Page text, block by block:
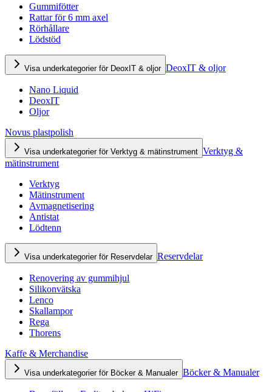
Gummifötter
Rattar för 6 mm axel
Rörhållare
Lödstöd
Visa underkategorier för DeoxIT & oljor DeoxIT & oljor
Nano Liquid
DeoxIT
Oljor
Novus plastpolish
Visa underkategorier för Verktyg & mätinstrument Verktyg &
mätinstrument
Verktyg
Mätinstrument
Avmagnetisering
Antistat
Lödtenn
Visa underkategorier för Reservdelar Reservdelar
Renovering av gummihjul
Silikonvätska
Lenco
Skallampor
Rega
Thorens
Kaffe & Merchandise
Visa underkategorier för Böcker & Manualer Böcker & Manualer